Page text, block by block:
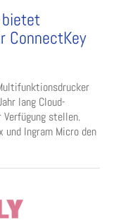
bietet
ConnectKey
lang Cloud-
stellen.
Ingram Micro den